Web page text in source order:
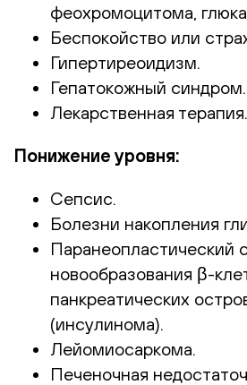
феохромоцитома,
Беспокойство или
Гипертиреоидизм.
Гепатокожный синдром.
Лекарственная терапия.
Понижение уровня:
Сепсис.
Болезни накопления
Паранеопластический
новообразования β-
панкреатических
(инсулинома).
Лейомиосаркома.
Печеночная